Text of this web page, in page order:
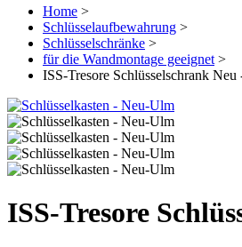
Home >
Schlüsselaufbewahrung >
Schlüsselschränke >
für die Wandmontage geeignet >
ISS-Tresore Schlüsselschrank
ISS-Tresore